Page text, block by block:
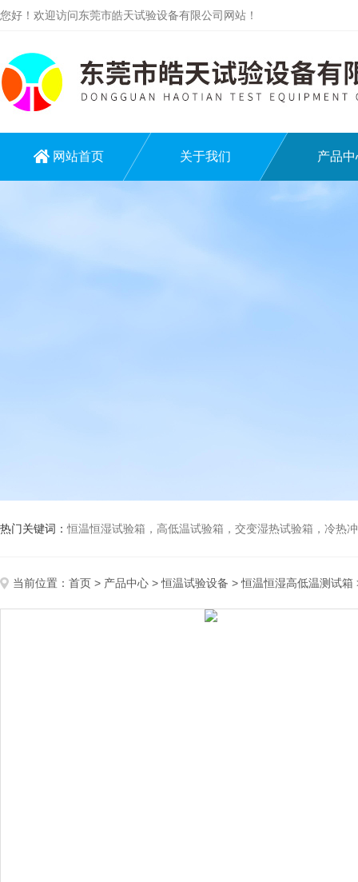
您好！欢迎访问东莞市皓天试验设备有限公司网站！
网站首页 关于我们 产品中
热门关键词：恒温恒湿试验箱，高低温试验箱，交变湿热试验箱，冷热冲击试验
当前位置： 首页 > 产品中心 >恒温试验设备 >恒温恒湿高低温测试箱